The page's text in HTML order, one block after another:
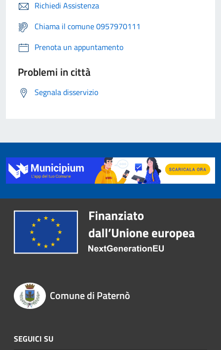
Richiedi Assistenza
Chiama il comune 0957970111
Prenota un appuntamento
Problemi in città
Segnala disservizio
Comune di Paternò
SEGUICI SU